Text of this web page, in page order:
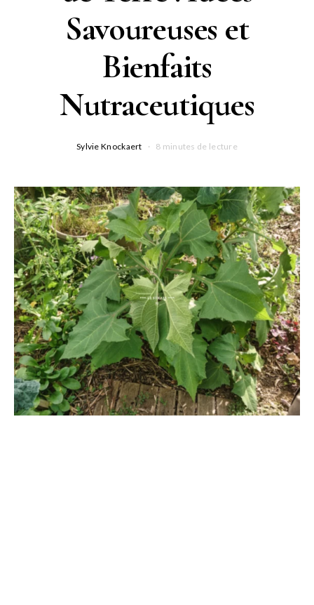
Savoureuses et
Bienfaits
Nutraceutiques
Sylvie Knockaert 8 minutes de lecture